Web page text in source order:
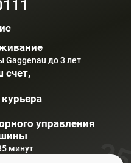
до 3 лет
счет,
управления
минут